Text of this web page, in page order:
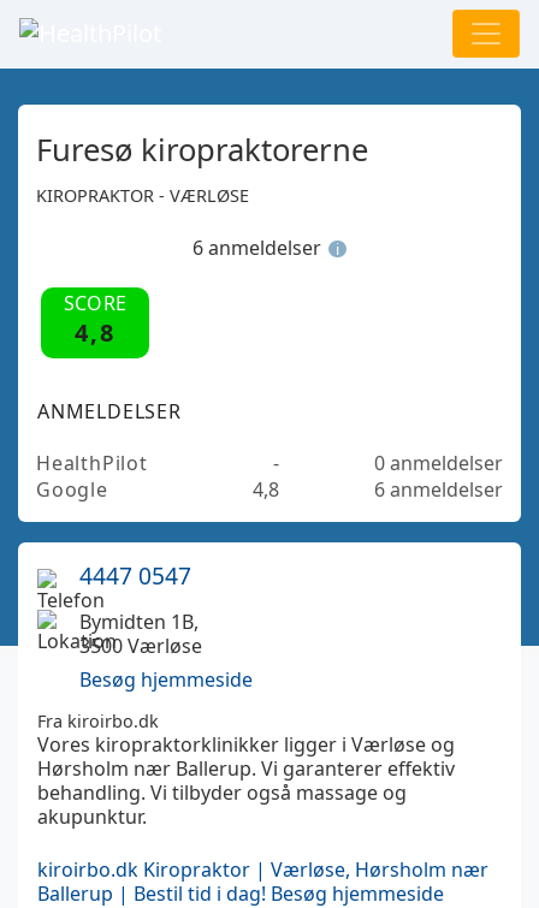
Furesø kiropraktorerne
KIROPRAKTOR - VÆRLØSE
6 anmeldelser i
SCORE
4,8
ANMELDELSER
HealthPilot
-
0 anmeldelser
Google
4,8 6 anmeldelser
4447 0547
Bymidten 1B,
3500 Værløse
Besøg hjemmeside
Fra kiroirbo.dk
Vores kiropraktorklinikker ligger i Værløse og
Hørsholm nær Ballerup. Vi garanterer effektiv
behandling. Vi tilbyder også massage og
akupunktur.
kiroirbo.dk Kiropraktor | Værløse, Hørsholm nær
Ballerup | Bestil tid i dag! Besøg hjemmeside